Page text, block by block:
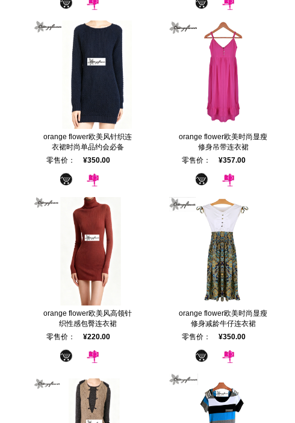
orange flower欧美风针织连
衣裙时尚单品约会必备
零售价：
¥350.00
orange flower欧美时尚显瘦
修身吊带连衣裙
零售价：
¥357.00
orange flower欧美风高领针
织性感包臀连衣裙
零售价：
¥220.00
orange flower欧美时尚显瘦
修身减龄牛仔连衣裙
零售价：
¥350.00